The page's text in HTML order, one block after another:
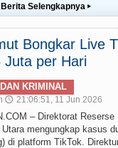
Berita Selengkapnya ▸
Bongkar Live
Juta per Hari
KRIMINAL
🕔 21:06:51, 11 Jun 2026
– Direktorat
mengungkap kasus
platform TikTok.